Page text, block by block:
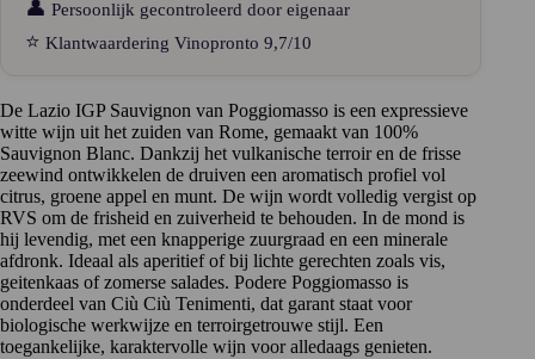
hart
aantal
👤 Persoonlijk gecontroleerd door eigenaar
⭐ Klantwaardering Vinopronto 9,7/10
De Lazio IGP Sauvignon van Poggiomasso is een expressieve
witte wijn uit het zuiden van Rome, gemaakt van 100%
Sauvignon Blanc. Dankzij het vulkanische terroir en de frisse
zeewind ontwikkelen de druiven een aromatisch profiel vol
citrus, groene appel en munt. De wijn wordt volledig vergist op
RVS om de frisheid en zuiverheid te behouden. In de mond is
hij levendig, met een knapperige zuurgraad en een minerale
afdronk. Ideaal als aperitief of bij lichte gerechten zoals vis,
geitenkaas of zomerse salades. Podere Poggiomasso is
onderdeel van Ciù Ciù Tenimenti, dat garant staat voor
biologische werkwijze en terroirgetrouwe stijl. Een
toegankelijke, karaktervolle wijn voor alledaags genieten.